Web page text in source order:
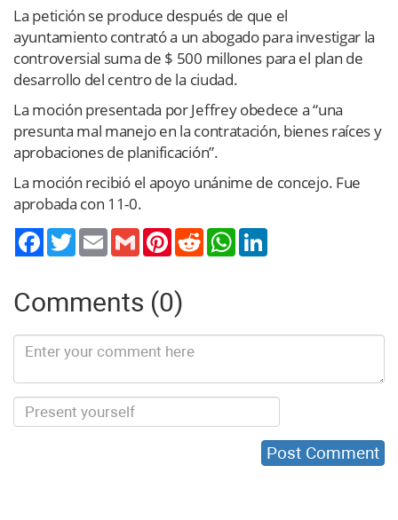
La petición se produce después de que el
ayuntamiento contrató a un abogado para investigar la
controversial suma de $ 500 millones para el plan de
desarrollo del centro de la ciudad.
La moción presentada por Jeffrey obedece a “una
presunta mal manejo en la contratación, bienes raíces y
aprobaciones de planificación”.
La moción recibió el apoyo unánime de concejo. Fue
aprobada con 11-0.
TwitterEmail Gmail PinterestReddit WhatsApp
Comments (0)